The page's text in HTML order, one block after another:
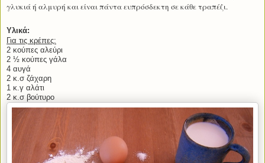
γλυκιά ή αλμυρή και είναι πάντα ευπρόσδεκτη σε κάθε τραπέζι.
Υλικά:
Για τις κρέπες:
2 κούπες αλεύρι
2 ½ κούπες γάλα
4 αυγά
2 κ.σ ζάχαρη
1 κ.γ αλάτι
2 κ.σ βούτυρο